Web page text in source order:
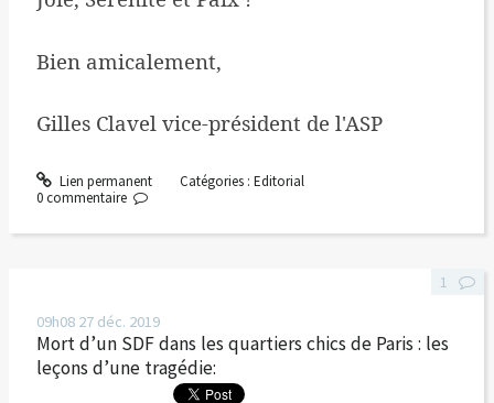
Bien amicalement,
Gilles Clavel vice-président de l'ASP
Lien permanent Catégories : Editorial
0 commentaire
09h08 27 déc. 2019
Mort d’un SDF dans les quartiers chics de Paris : les
leçons d’une tragédie:
1